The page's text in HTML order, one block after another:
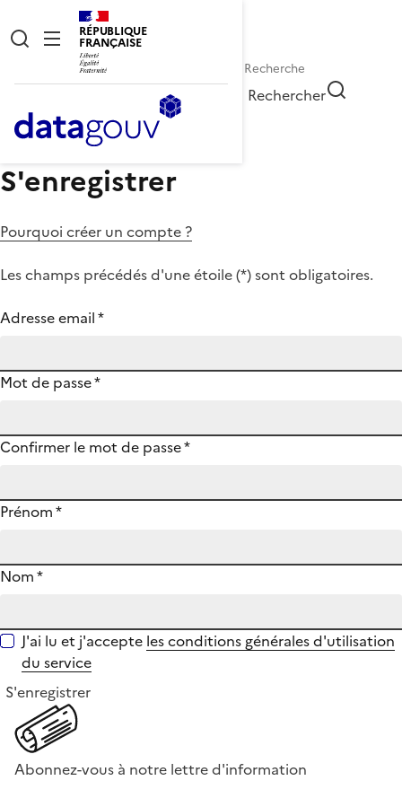
RÉPUBLIQUE
FRANÇAISE
Rechercher
S'enregistrer
Pourquoi créer un compte ?
Les champs précédés d'une étoile (*) sont obligatoires.
Adresse email*
Mot de passe*
Confirmer le mot de passe*
Prénom*
Nom*
J'ai lu et j'accepte les conditions générales d'utilisation
du service
S'enregistrer
Abonnez-vous à notre lettre d'information